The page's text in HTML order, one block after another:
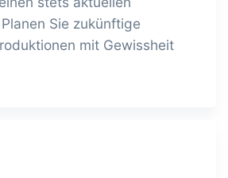
own custom setup of
and labels, page views,
provides lots of options for
Sie zukünftige
mit Gewissheit